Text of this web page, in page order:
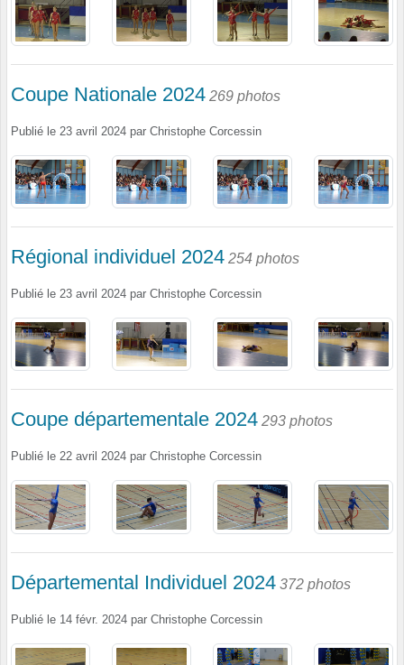
Coupe Nationale 2024 269 photos
Publié le 23 avril 2024 par Christophe Corcessin
Régional individuel 2024 254 photos
Publié le 23 avril 2024 par Christophe Corcessin
Coupe départementale 2024 293 photos
Publié le 22 avril 2024 par Christophe Corcessin
Départemental Individuel 2024 372 photos
Publié le 14 févr. 2024 par Christophe Corcessin